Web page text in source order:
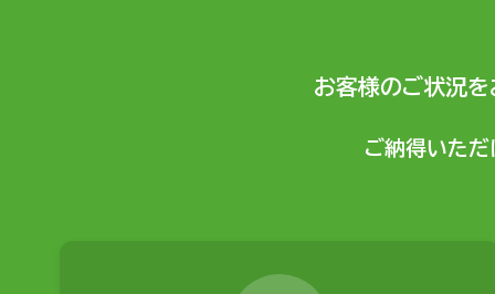
お客様のご状況
ご納得いただ